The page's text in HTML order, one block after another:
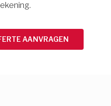
AANVRAGEN